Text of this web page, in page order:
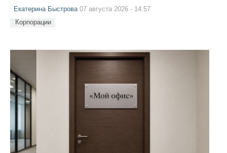
Екатерина Быстрова 07 августа 2026 - 14:57
Корпорации